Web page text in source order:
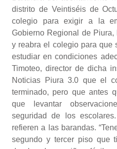
distrito de Veintiséis de
colegio para exigir a la
Gobierno Regional de
y reabra el colegio para que
estudiar en condiciones
Timoteo, director de dicha
Noticias Piura 3.0 que el
terminado, pero que antes
que levantar
seguridad de los
refieren a las barandas.
segundo y tercer piso que